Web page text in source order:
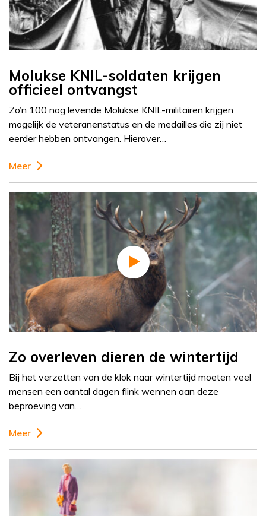
Molukse KNIL-soldaten krijgen
officieel ontvangst
Zo’n 100 nog levende Molukse KNIL-militairen krijgen
mogelijk de veteranenstatus en de medailles die zij niet
eerder hebben ontvangen. Hierover…
Meer
Zo overleven dieren de wintertijd
Bij het verzetten van de klok naar wintertijd moeten veel
mensen een aantal dagen flink wennen aan deze
beproeving van…
Meer